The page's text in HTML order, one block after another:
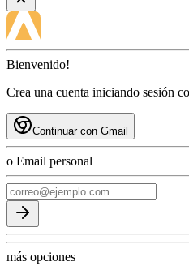
Bienvenido!
Crea una cuenta iniciando sesión
Continuar con Gmail
o Email personal
más opciones